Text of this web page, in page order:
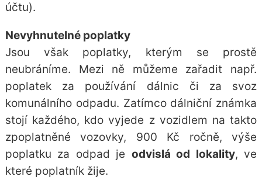
účtu).
Nevyhnutelné poplatky
Jsou však poplatky, kterým se prostě
neubráníme. Mezi ně můžeme zařadit např.
poplatek za používání dálnic či za svoz
komunálního odpadu. Zatímco dálniční známka
stojí každého, kdo vyjede z vozidlem na takto
zpoplatněné vozovky, 900 Kč ročně, výše
poplatku za odpad je odvislá od lokality, ve
které poplatník žije.